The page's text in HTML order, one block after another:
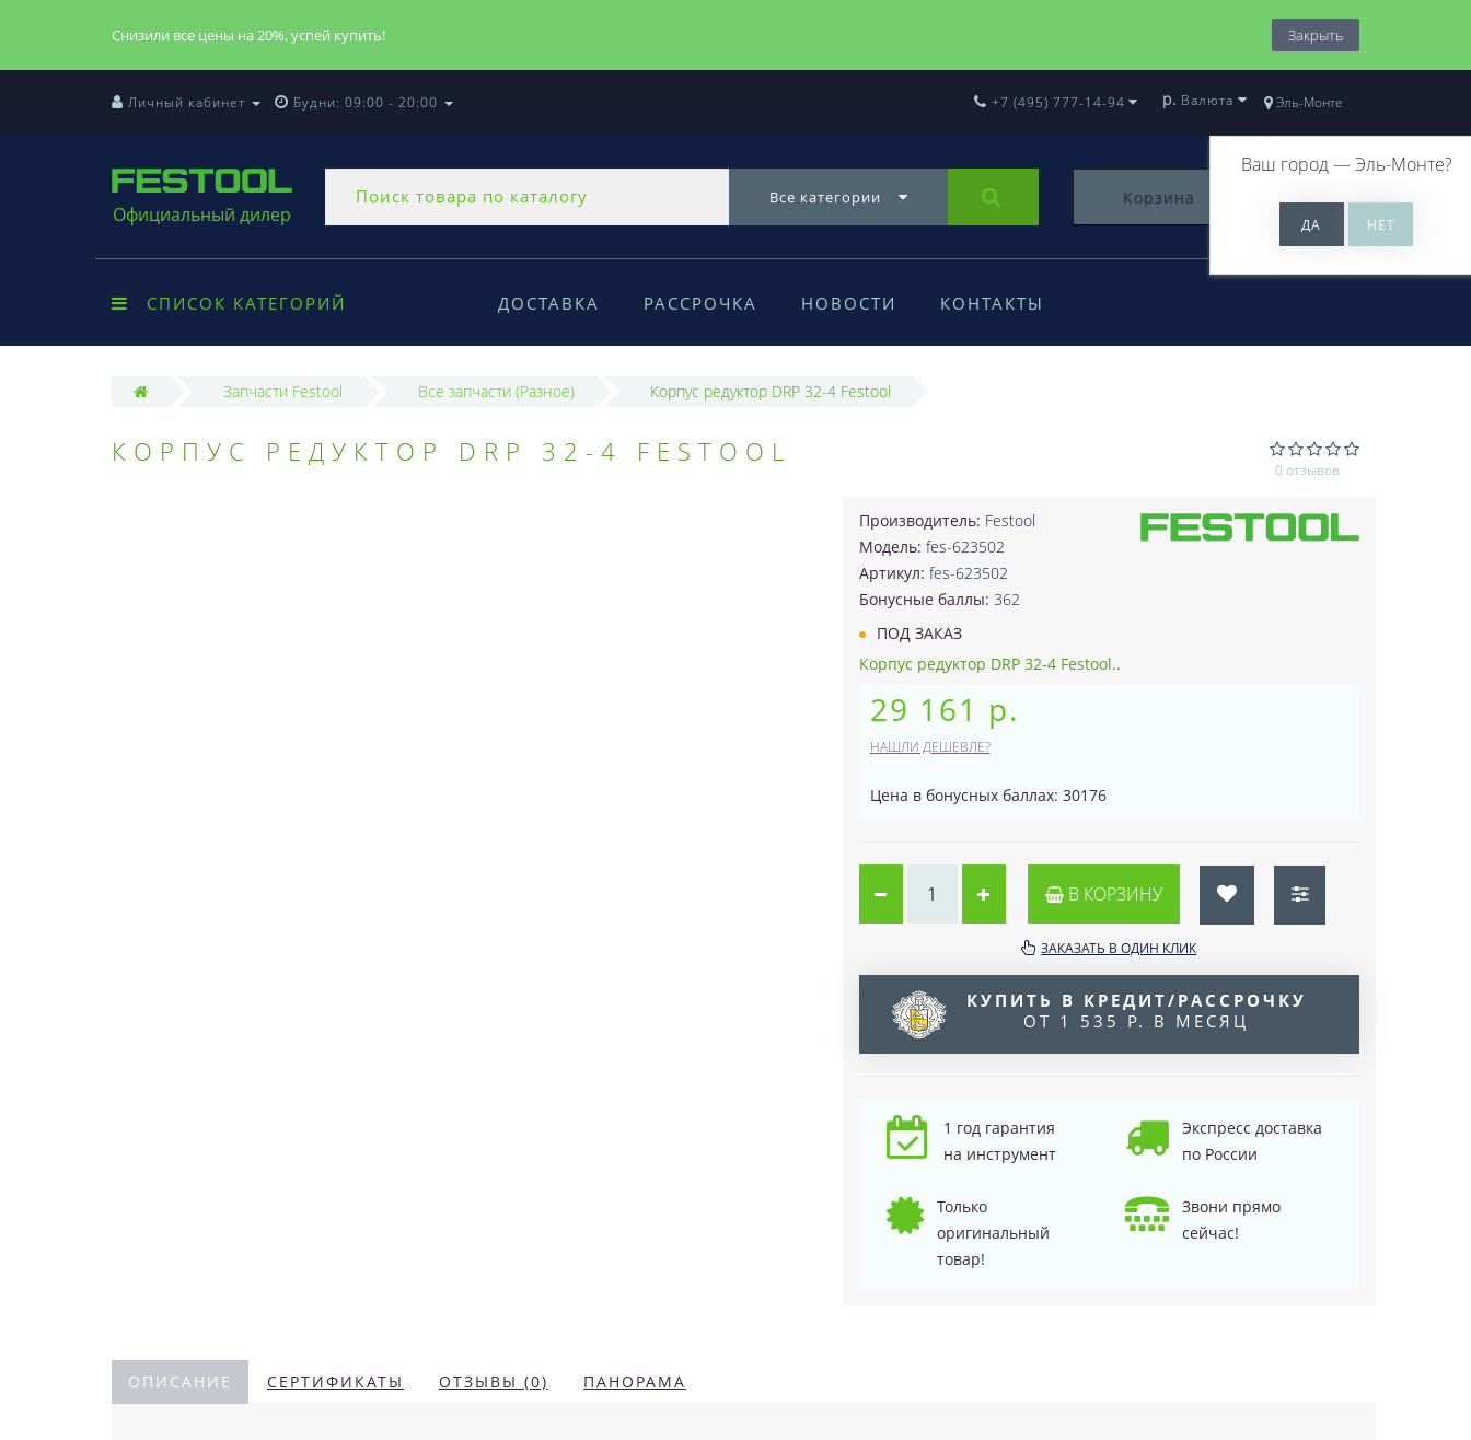
Снизили все цены на 20%, успей купить! Закрыть
Личный кабинет Будни: 09:00 - 20:00 Эль-Монте
Ваш город —Эль-Монте?
+7 (495) 777-14-94 р. Валюта
Официальный дилер
Все категории Корзина 0
СПИСОК КАТЕГОРИЙ ДОСТАВКА РАССРОЧКА НОВОСТИ КОНТАКТЫ
Запчасти Festool Все запчасти (Разное) Корпус редуктор DRP 32-4 Festool
КОРПУС РЕДУКТОР DRP 32-4 FESTOOL
0 отзывов
Производитель: Festool
Модель: fes-623502
Артикул: fes-623502
Бонусные баллы: 362
ПОД ЗАКАЗ
Корпус редуктор DRP 32-4 Festool..
29 161 р.
НАШЛИ ДЕШЕВЛЕ?
Цена в бонусных баллах: 30176
В КОРЗИНУ
ЗАКАЗАТЬ В ОДИН КЛИК
КУПИТЬ В КРЕДИТ/РАССРОЧКУ
ОТ 1 535 Р. В МЕСЯЦ
1 год гарантия
на инструмент
Экспресс доставка
по России
Только
оригинальный
товар!
Звони прямо
сейчас!
ОПИСАНИЕ СЕРТИФИКАТЫ ОТЗЫВЫ (0) ПАНОРАМА